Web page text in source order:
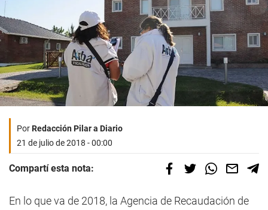
PorRedacción Pilar a Diario
21 de julio de 2018 - 00:00
Compartí esta nota:
En lo que va de 2018, la Agencia de Recaudación de